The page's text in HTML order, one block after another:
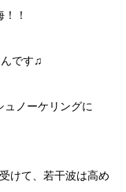
！
です♫
ノーケリングに
けて、若干波は高め